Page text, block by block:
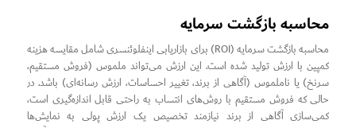
محاسبه بازگشت سرمایه
محاسبه بازگشت سرمایه (ROI) برای بازاریابی اینفلوئنسری شامل مقایسه هزینه
کمپین با ارزش تولید شده است. این ارزش می‌تواند ملموس (فروش مستقیم،
سرنخ) یا ناملموس (آگاهی از برند، تغییر احساسات، ارزش رسانه‌ای) باشد. در
حالی که فروش مستقیم با روش‌های انتساب به راحتی قابل اندازه‌گیری است،
کمی‌سازی آگاهی از برند نیازمند تخصیص یک ارزش پولی به نمایش‌ها